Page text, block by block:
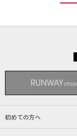
初めての方へ